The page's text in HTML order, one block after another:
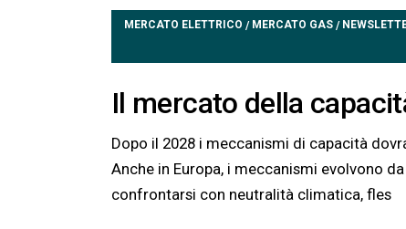
MERCATO ELETTRICO / MERCATO GAS /
Il mercato della
Dopo il 2028 i meccanismi di capacità
Anche in Europa, i meccanismi evolvono
confrontarsi con neutralità climatica, fles